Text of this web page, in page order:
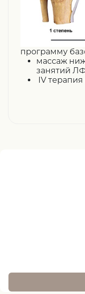
программу
массаж
занятий
IV